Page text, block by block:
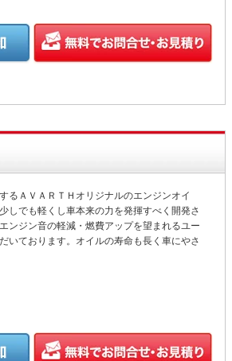
るＡＶＡＲＴＨオリジナルのエンジンオイ
しでも軽くし車本来の力を発揮すべく開発さ
ンジン音の軽減・燃費アップを望まれるユー
いております。オイルの寿命も長く車にやさ